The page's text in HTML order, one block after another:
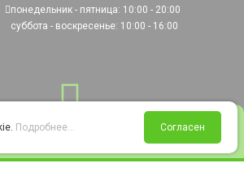
Избранное Корзина
понедельник - пятница: 10:00 - 20:00
суббота - воскресенье: 10:00 - 16:00
Подробнее... Согласен